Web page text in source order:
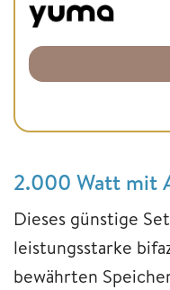
2.000 Watt mit
Dieses günstige
leistungsstarke
bewährten